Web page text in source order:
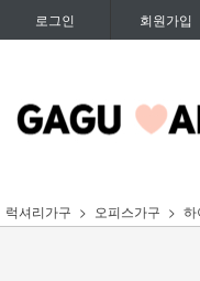
로그인 회원가입
럭셔리가구 오피스가구 하